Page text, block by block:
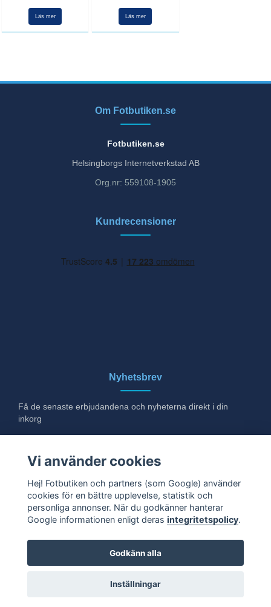
Läs mer Läs mer
Om Fotbutiken.se
Fotbutiken.se
Helsingborgs Internetverkstad AB
Org.nr: 559108-1905
Kundrecensioner
Nyhetsbrev
Få de senaste erbjudandena och nyheterna direkt i din
inkorg
Ja tack!
© 2026 Fotbutiken. Alla rättigheter förbehållna.
Vi använder cookies
Hej! Fotbutiken och partners (som Google) använder
cookies för en bättre upplevelse, statistik och
personliga annonser. När du godkänner hanterar
Google informationen enligt deras integritetspolicy.
Godkänn alla
Inställningar